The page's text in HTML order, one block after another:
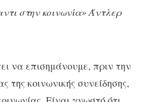
στην κοινωνία» Άντλερ
να επισημάνουμε, πριν την
της κοινωνικής συνείδησης,